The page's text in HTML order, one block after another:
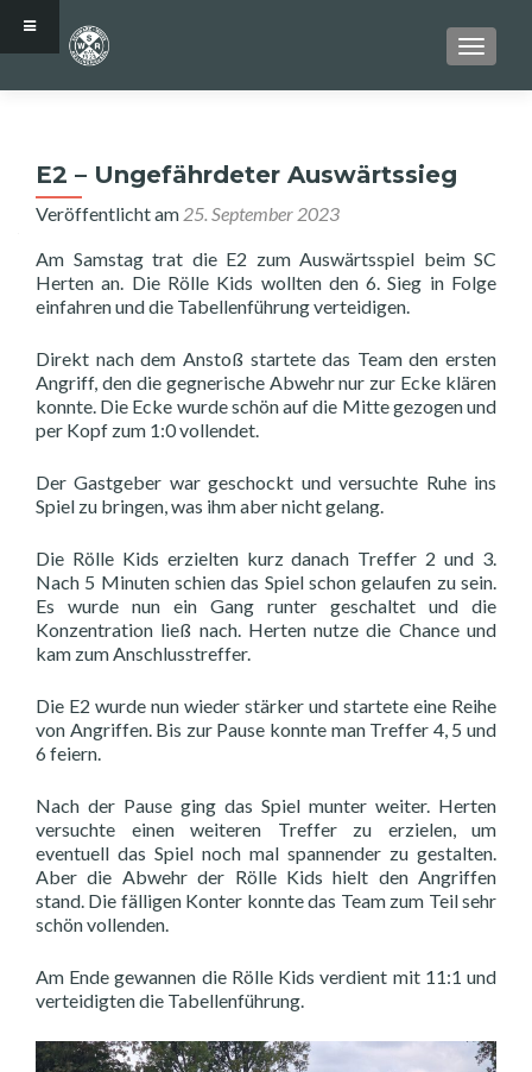
E2 – Ungefährdeter Auswärtssieg
Veröffentlicht am 25. September 2023
Am Samstag trat die E2 zum Auswärtsspiel beim SC
Herten an. Die Rölle Kids wollten den 6. Sieg in Folge
einfahren und die Tabellenführung verteidigen.
Direkt nach dem Anstoß startete das Team den ersten
Angriff, den die gegnerische Abwehr nur zur Ecke klären
konnte. Die Ecke wurde schön auf die Mitte gezogen und
per Kopf zum 1:0 vollendet.
Der Gastgeber war geschockt und versuchte Ruhe ins
Spiel zu bringen, was ihm aber nicht gelang.
Die Rölle Kids erzielten kurz danach Treffer 2 und 3.
Nach 5 Minuten schien das Spiel schon gelaufen zu sein.
Es wurde nun ein Gang runter geschaltet und die
Konzentration ließ nach. Herten nutze die Chance und
kam zum Anschlusstreffer.
Die E2 wurde nun wieder stärker und startete eine Reihe
von Angriffen. Bis zur Pause konnte man Treffer 4, 5 und
6 feiern.
Nach der Pause ging das Spiel munter weiter. Herten
versuchte einen weiteren Treffer zu erzielen, um
eventuell das Spiel noch mal spannender zu gestalten.
Aber die Abwehr der Rölle Kids hielt den Angriffen
stand. Die fälligen Konter konnte das Team zum Teil sehr
schön vollenden.
Am Ende gewannen die Rölle Kids verdient mit 11:1 und
verteidigten die Tabellenführung.